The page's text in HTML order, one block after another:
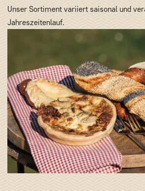
Unser Sortiment variiert saisonal und
Jahreszeitenlauf.